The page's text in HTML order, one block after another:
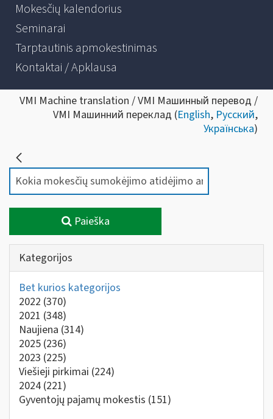
Mokesčių kalendorius
Seminarai
Tarptautinis apmokestinimas
Kontaktai / Apklausa
VMI Machine translation / VMI Машинный перевод /
VMI Машинний переклад (English, Русский,
Українська)
Paieška
Kategorijos
Bet kurios kategorijos
2022 (370)
2021 (348)
Naujiena (314)
2025 (236)
2023 (225)
Viešieji pirkimai (224)
2024 (221)
Gyventojų pajamų mokestis (151)